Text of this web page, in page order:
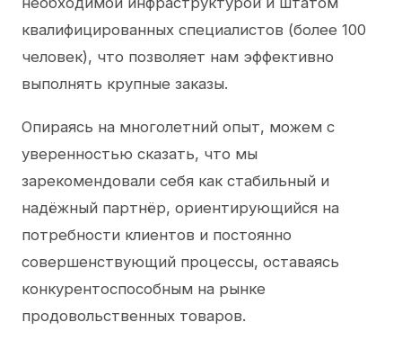
квалифицированных специалистов (более 100
человек), что позволяет нам эффективно
выполнять крупные заказы.
Опираясь на многолетний опыт, можем с
уверенностью сказать, что мы
зарекомендовали себя как стабильный и
надёжный партнёр, ориентирующийся на
потребности клиентов и постоянно
совершенствующий процессы, оставаясь
конкурентоспособным на рынке
продовольственных товаров.